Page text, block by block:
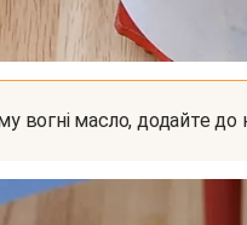
вогні масло, додайте